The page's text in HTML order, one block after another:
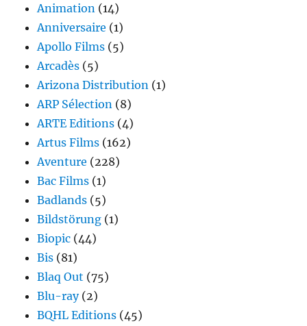
Animation (14)
Anniversaire (1)
Apollo Films (5)
Arcadès (5)
Arizona Distribution (1)
ARP Sélection (8)
ARTE Editions (4)
Artus Films (162)
Aventure (228)
Bac Films (1)
Badlands (5)
Bildstörung (1)
Biopic (44)
Bis (81)
Blaq Out (75)
Blu-ray(2)
BQHL Editions (45)